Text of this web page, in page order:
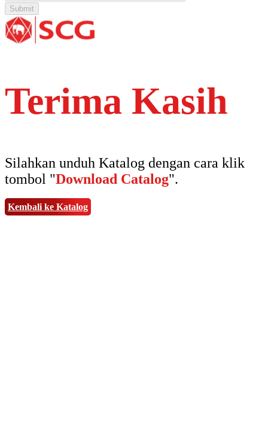
Terima Kasih
Silahkan unduh Katalog dengan cara klik
tombol "Download Catalog".
Kembali ke Katalog